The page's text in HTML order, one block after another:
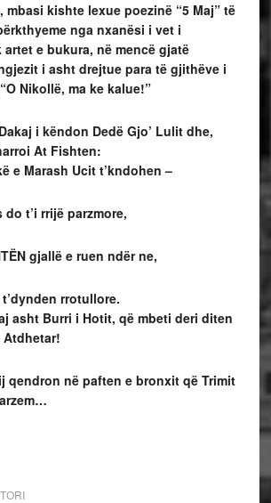
mbasi kishte lexue poezinë “5 Maj” të
nga nxanësi i vet i
e bukura, në mencë gjatë
i asht drejtue para të gjithëve i
Nikollë, ma ke kalue!”
i këndon Dedë Gjo’ Lulit dhe,
At Fishten:
e Marash Ucit t’kndohen –
t’i rrijë parzmore,
gjallë e ruen ndër ne,
rrotullore.
asht Burri i Hotit, që mbeti deri diten
qendron në paften e bronxit që Trimit